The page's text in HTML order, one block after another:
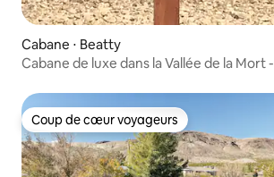
Cabane ⋅ Beatty
Cabane de luxe dans la Vallée de la Mort
Coup de cœur voyageurs
Coup de cœur voyageurs